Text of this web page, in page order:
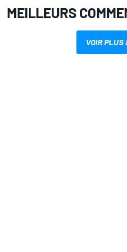
MEILLEURS
VOIR PLUS